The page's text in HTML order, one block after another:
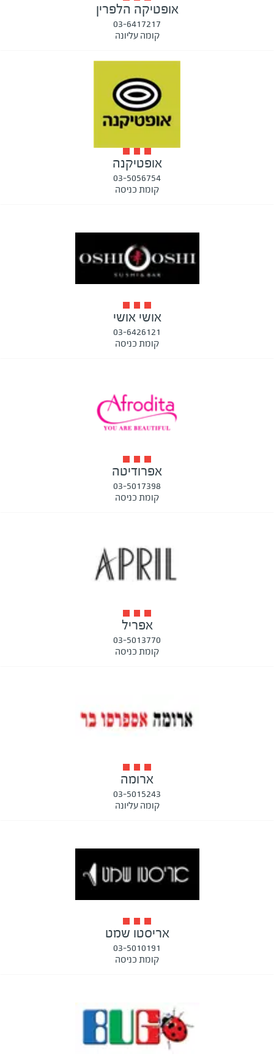
אופטיקה הלפרין
03-6417217
קומה עליונה
אופטיקנה
03-5056754
קומת כניסה
אושי אושי
03-6426121
קומת כניסה
אפרודיטה
03-5017398
קומת כניסה
אפריל
03-5013770
קומת כניסה
ארומה
03-5015243
קומה עליונה
אריסטו שמט
03-5010191
קומת כניסה